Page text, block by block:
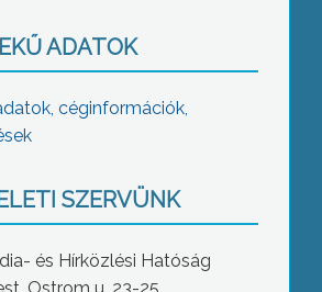
ADATOK
céginformációk,
SZERVÜNK
és Hírközlési Hatóság